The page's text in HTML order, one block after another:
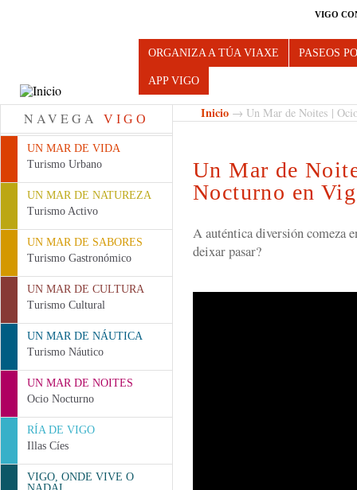
VIGO
Turismo de Vigo
ORGANIZA A TÚA VIAXE PASEOS
APP VIGO
NAVEGA VIGO
UN MAR DE VIDA
Turismo Urbano
UN MAR DE NATUREZA
Turismo Activo
UN MAR DE SABORES
Turismo Gastronómico
UN MAR DE CULTURA
Turismo Cultural
UN MAR DE NÁUTICA
Turismo Náutico
UN MAR DE NOITES
Ocio Nocturno
RÍA DE VIGO
Illas Cíes
VIGO, ONDE VIVE O
Inicio → Un Mar de Noites |
Un Mar de
Nocturno en
A auténtica diversión comeza
deixar pasar?